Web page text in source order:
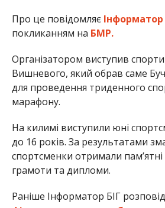
Про це повідомляє Інформатор
покликанням на БМР.
Організатором виступив
Вишневого, який обрав саме
для проведення триденного
марафону.
На килимі виступили юні
до 16 років. За результатами
спортсменки отримали
грамоти та дипломи.
Раніше Інформатор БІГ